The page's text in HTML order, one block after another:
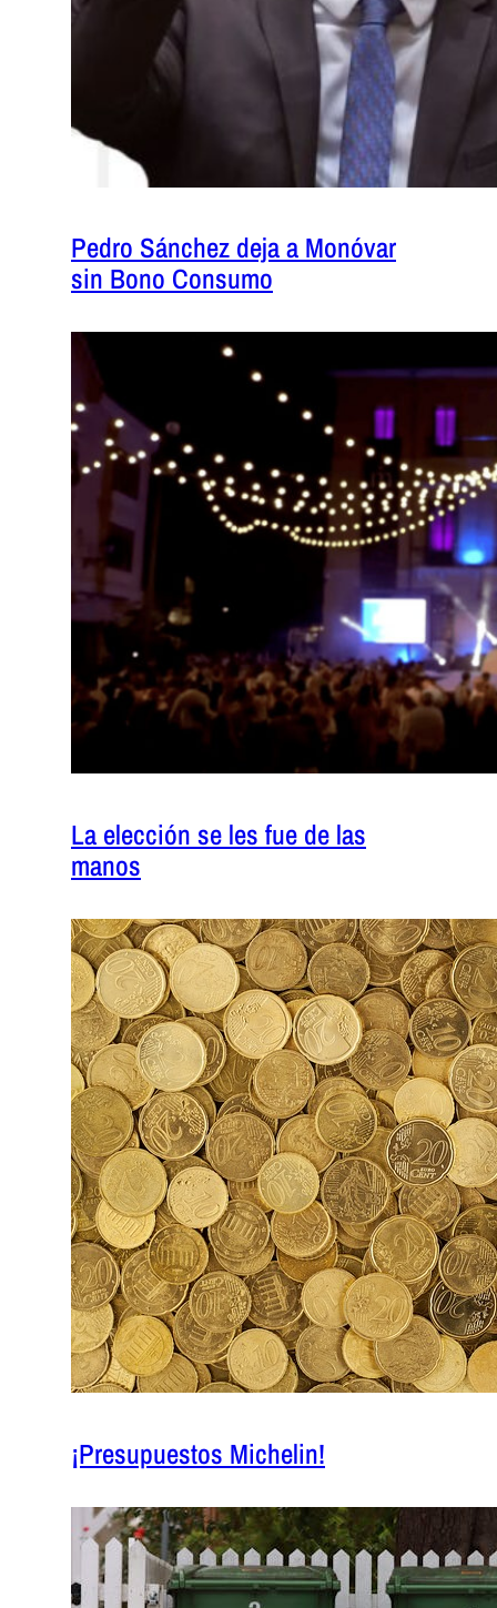
Pedro Sánchez deja a Monóvar
sin Bono Consumo
La elección se les fue de las
manos
¡Presupuestos Michelin!